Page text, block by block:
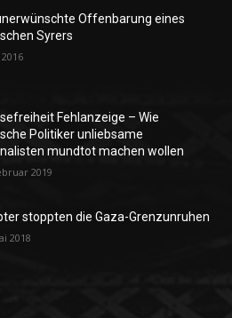
Offenbarung eines
Syrers
Fehlanzeige – Wie
Politiker unliebsame
mundtot machen wollen
2019
stoppten die Gaza-Grenzunruhen
2018